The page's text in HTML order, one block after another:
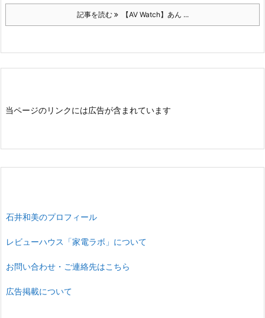
記事を読む 【AV Watch】あん ...
当ページのリンクには広告が含まれています
石井和美のプロフィール
レビューハウス「家電ラボ」について
お問い合わせ・ご連絡先はこちら
広告掲載について